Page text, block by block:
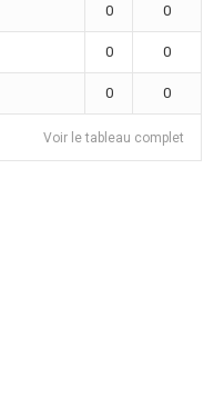
0 0
0 0
0 0
Voir le tableau complet